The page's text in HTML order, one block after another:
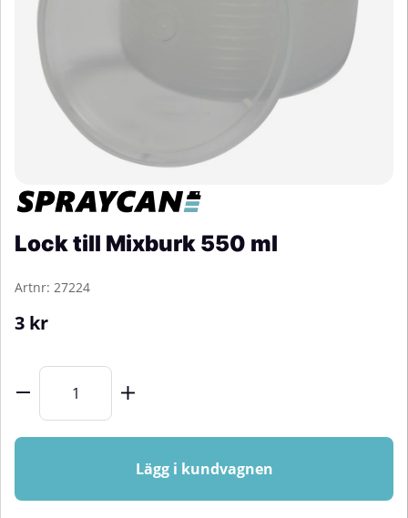
Lock till Mixburk 550 ml
Artnr: 27224
3 kr
Lägg i kundvagnen